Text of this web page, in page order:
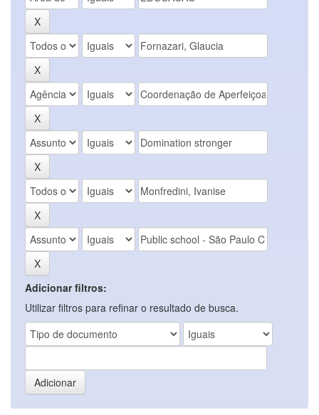
Adicionar filtros:
Utilizar filtros para refinar o resultado de busca.